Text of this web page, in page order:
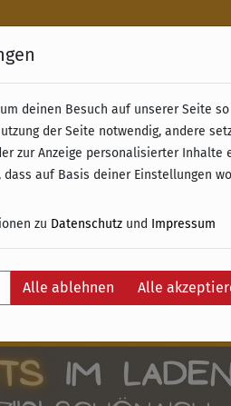
& Retoure ab 49 € (innerhalb
deinen Besuch auf unserer Seite
der Seite notwendig, andere
zur Anzeige personalisierter
auf Basis deiner Einstellungen
zu Datenschutz und Impressum
Alle ablehnen Alle